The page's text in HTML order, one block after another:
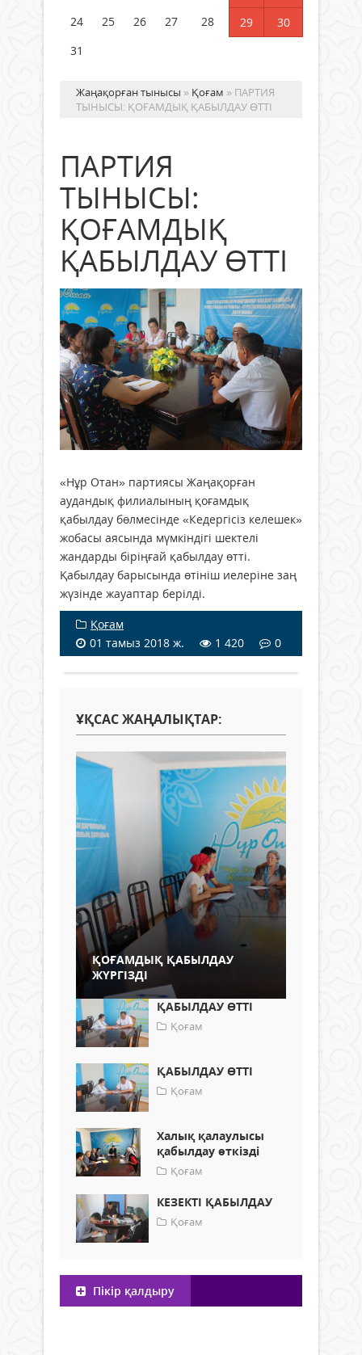
24
25 26 27 28 29
30
31
Жаңақорған тынысы » Қоғам » ПАРТИЯ
ТЫНЫСЫ: ҚОҒАМДЫҚ ҚАБЫЛДАУ ӨТТІ
ПАРТИЯ
ТЫНЫСЫ:
ҚОҒАМДЫҚ
ҚАБЫЛДАУ ӨТТІ
«Нұр Отан» партиясы Жаңақорған
аудандық филиалының қоғамдық
қабылдау бөлмесінде «Кедергісіз келешек»
жобасы аясында мүмкіндігі шектелі
жандарды біріңғай қабылдау өтті.
Қабылдау барысында өтініш иелеріне заң
жүзінде жауаптар берілді.
Қоғам
01 тамыз 2018 ж.
1 420 0
ҰҚСАС ЖАҢАЛЫҚТАР:
ҚОҒАМДЫҚ ҚАБЫЛДАУ
ЖҮРГІЗДІ
ҚАБЫЛДАУ ӨТТІ
Қоғам
ҚАБЫЛДАУ ӨТТІ
Қоғам
Халық қалаулысы
қабылдау өткізді
Қоғам
КЕЗЕКТІ ҚАБЫЛДАУ
Қоғам
Пікір қалдыру